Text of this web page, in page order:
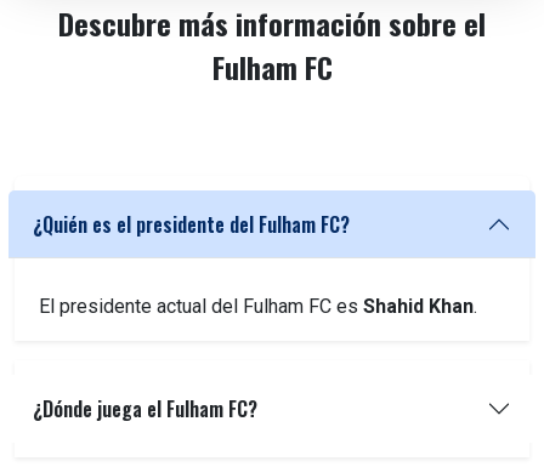
Descubre más información sobre el
Fulham FC
¿Quién es el presidente del Fulham FC?
El presidente actual del Fulham FC es Shahid Khan.
¿Dónde juega el Fulham FC?